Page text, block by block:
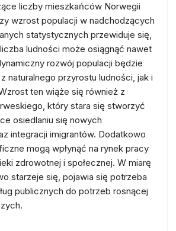
liczby mieszkańców Norwegii
wzrost populacji w nadchodzących
statystycznych przewiduje się,
ludności może osiągnąć nawet
rozwój populacji będzie
naturalnego przyrostu ludności, jak i
ten wiąże się również z
który stara się stworzyć
osiedlaniu się nowych
integracji imigrantów. Dodatkowo
mogą wpłynąć na rynek pracy
zdrowotnej i społecznej. W miarę
starzeje się, pojawia się potrzeba
publicznych do potrzeb rosnącej